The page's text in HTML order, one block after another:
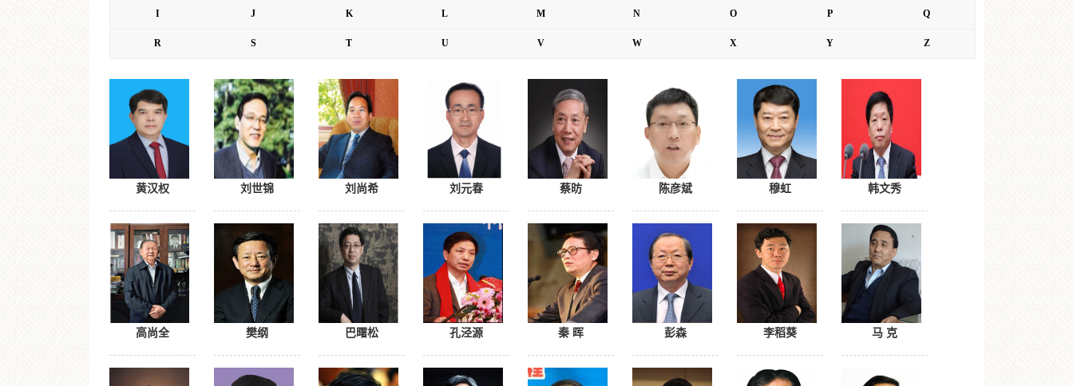
I J K L M N O P Q
R S T U V W X Y Z
黄汉权 刘世锦 刘尚希 刘元春 蔡昉 陈彦斌 穆虹 韩文秀
高尚全 樊纲 巴曙松 孔泾源 秦 晖 彭森 李稻葵 马 克